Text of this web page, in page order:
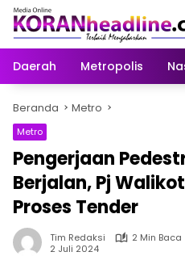
Langsung
konten
Daerah
Metropolis
Beranda Metro
Metro
Pengerjaan
Berjalan, Pj
Proses Tender
Tim Redaksi
2 Min Baca
2 Juli 2024